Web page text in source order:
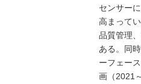
センサー
高まって
品質管理
ある。同
ーフェー
画（2021